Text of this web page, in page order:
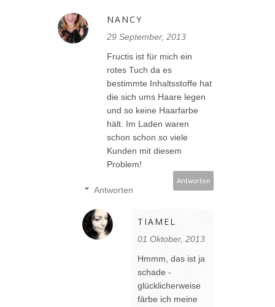
NANCY
29 September, 2013
Fructis ist für mich ein
rotes Tuch da es
bestimmte Inhaltsstoffe hat
die sich ums Haare legen
und so keine Haarfarbe
hält. Im Laden waren
schon schon so viele
Kunden mit diesem
Problem!
Antworten
Antworten
TIAMEL
01 Oktober, 2013
Hmmm, das ist ja
schade -
glücklicherweise
färbe ich meine